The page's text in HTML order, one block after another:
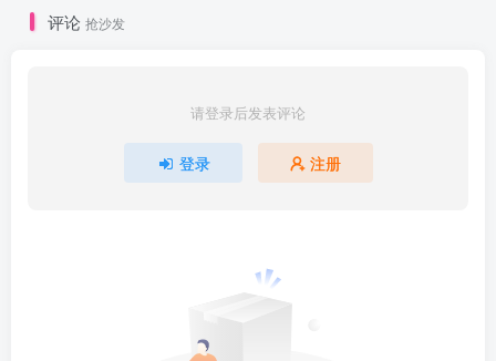
评论 抢沙发
请登录后发表评论
登录 注册